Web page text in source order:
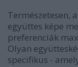
Természetesen,
együttes képe
preferenciák
Olyan
specifikus -